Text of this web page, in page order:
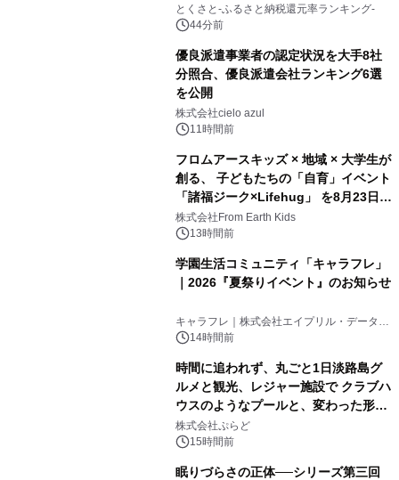
とくさと-ふるさと納税還元率ランキング-
44分前
優良派遣事業者の認定状況を大手8社
分照合、優良派遣会社ランキング6選
を公開
株式会社cielo azul
11時間前
フロムアースキッズ × 地域 × 大学生が
創る、 子どもたちの「自育」イベント
「諸福ジーク×Lifehug」 を8月23日
(日)開催
株式会社From Earth Kids
13時間前
学園生活コミュニティ「キャラフレ」
｜2026『夏祭りイベント』のお知らせ
キャラフレ｜株式会社エイプリル・データ・
デザインズ
14時間前
時間に追われず、丸ごと1日淡路島グ
ルメと観光、レジャー施設で クラブハ
ウスのようなプールと、変わった形の
サウナも 「THE BOXY AWAJI」のお
得な素泊まり連泊プランで
株式会社ぷらど
15時間前
眠りづらさの正体──シリーズ第三回